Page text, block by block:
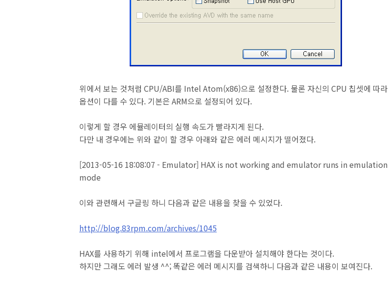
위에서 보는 것처럼 CPU/ABI를 Intel Atom(x86)으로 설정한다. 물론 자신의 CPU 칩셋에 따라
옵션이 다를 수 있다. 기본은 ARM으로 설정되어 있다.
이렇게 할 경우 에뮬레이터의 실행 속도가 빨라지게 된다.
다만 내 경우에는 위와 같이 할 경우 아래와 같은 에러 메시지가 떨어졌다.
[2013-05-16 18:08:07 - Emulator] HAX is not working and emulator runs in emulation
mode
이와 관련해서 구글링 하니 다음과 같은 내용을 찾을 수 있었다.
http://blog.83rpm.com/archives/1045
HAX를 사용하기 위해 intel에서 프로그램을 다운받아 설치해야 한다는 것이다.
하지만 그래도 에러 발생 ^^; 똑같은 에러 메시지를 검색하니 다음과 같은 내용이 보여진다.